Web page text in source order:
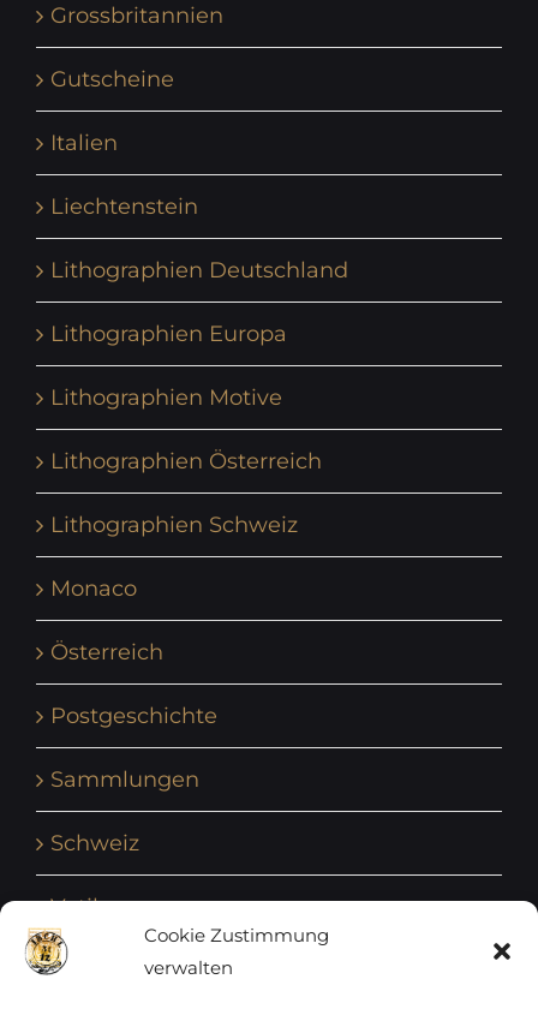
Cookie Zustimmung
verwalten
Grossbritannien
Gutscheine
Italien
Liechtenstein
Lithographien Deutschland
Lithographien Europa
Lithographien Motive
Lithographien Österreich
Lithographien Schweiz
Monaco
Österreich
Postgeschichte
Sammlungen
Schweiz
Vatikan
Vereinte Nationen